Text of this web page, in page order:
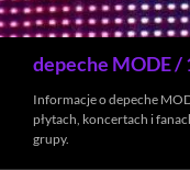
depeche MODE /
Informacje o depeche
płytach, koncertach i
grupy.